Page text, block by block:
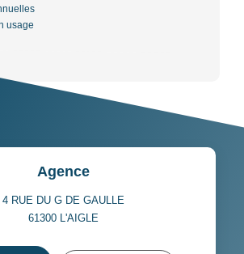
usage
Agence
4 RUE DU G DE GAULLE
61300 L'AIGLE